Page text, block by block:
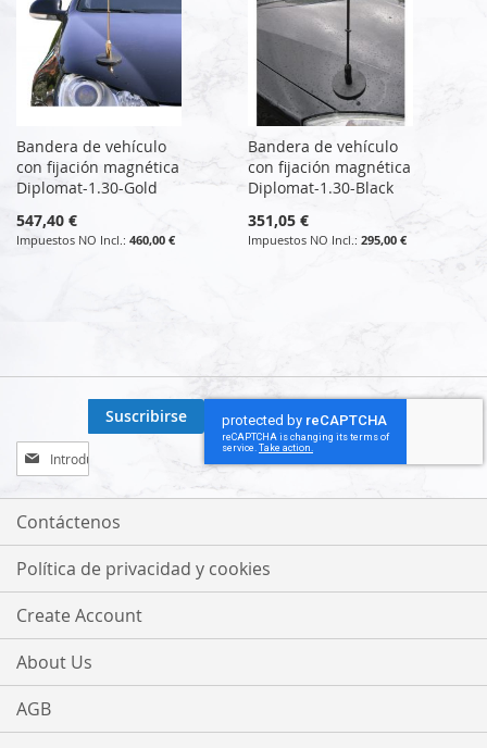
Bandera de vehículo
con fijación magnética
Diplomat-1.30-Gold
547,40 €
460,00 €
Bandera de vehículo
con fijación magnética
Diplomat-1.30-Black
351,05 €
295,00 €
Inscríbase
a
nuestro
boletín
noticias:
Suscribirse
Contáctenos
Política de privacidad y cookies
Create Account
About Us
AGB